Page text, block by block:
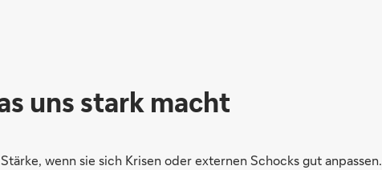
uns stark macht
wenn sie sich Krisen oder externen Schocks gut anpassen.